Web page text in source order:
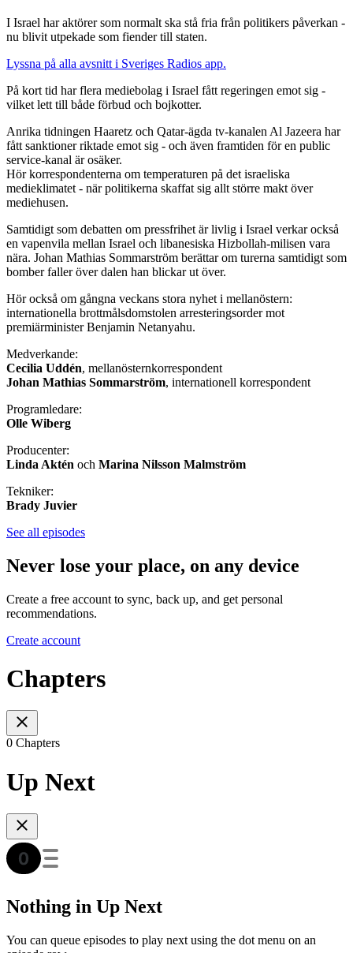
I Israel har aktörer som normalt ska stå fria från politikers påverkan -
nu blivit utpekade som fiender till staten.
Lyssna på alla avsnitt i Sveriges Radios app.
På kort tid har flera mediebolag i Israel fått regeringen emot sig -
vilket lett till både förbud och bojkotter.
Anrika tidningen Haaretz och Qatar-ägda tv-kanalen Al Jazeera har
fått sanktioner riktade emot sig - och även framtiden för en public
service-kanal är osäker.
Hör korrespondenterna om temperaturen på det israeliska
medieklimatet - när politikerna skaffat sig allt större makt över
mediehusen.
Samtidigt som debatten om pressfrihet är livlig i Israel verkar också
en vapenvila mellan Israel och libanesiska Hizbollah-milisen vara
nära. Johan Mathias Sommarström berättar om turerna samtidigt som
bomber faller över dalen han blickar ut över.
Hör också om gångna veckans stora nyhet i mellanöstern:
internationella brottmålsdomstolen arresteringsorder mot
premiärminister Benjamin Netanyahu.
Medverkande:
Cecilia Uddén, mellanösternkorrespondent
Johan Mathias Sommarström, internationell korrespondent
Programledare:
Olle Wiberg
Producenter:
Linda Aktén och Marina Nilsson Malmström
Tekniker:
Brady Juvier
See all episodes
Never lose your place, on any device
Create a free account to sync, back up, and get personal
recommendations.
Create account
Chapters
0 Chapters
Up Next
Nothing in Up Next
You can queue episodes to play next using the dot menu on an